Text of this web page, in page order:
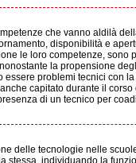
che vanno aldilà
disponibilità e
le loro competenze, sono
la propensione
problemi tecnici con
capitato durante il
di un tecnico per
delle tecnologie nelle
individuando la